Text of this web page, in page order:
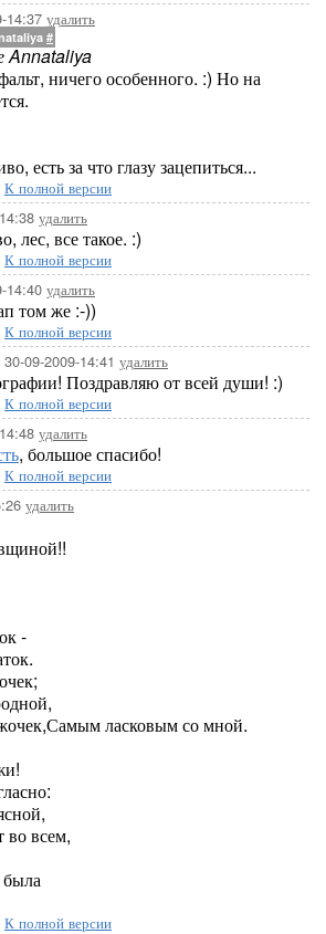
14:37 удалить
#
Annataliya
ничего особенного. :) Но на
есть за что глазу зацепиться...
К полной версии
удалить
лес, все такое. :)
К полной версии
14:40 удалить
том же :-))
К полной версии
30-09-2009-14:41 удалить
Поздравляю от всей души! :)
К полной версии
удалить
, большое спасибо!
К полной версии
удалить
-
ласковым со мной.
во всем,
была
К полной версии